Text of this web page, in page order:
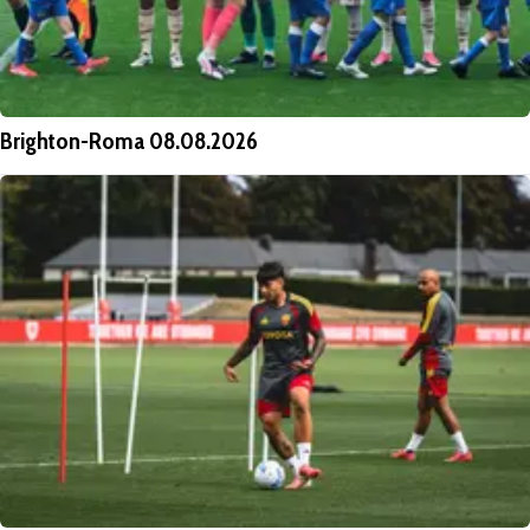
Brighton-Roma 08.08.2026